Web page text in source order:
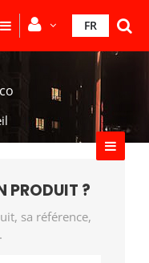
FR
PRODUIT ?
sa référence,